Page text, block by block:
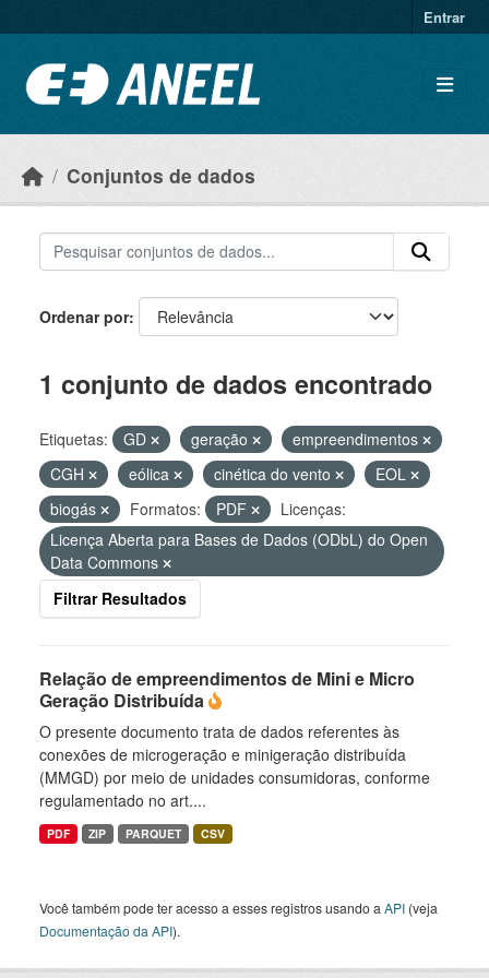
Entrar
Conjuntos de dados
Ordenar por
1 conjunto de dados encontrado
Etiquetas: GD geração
empreendimentos
CGH
eólica cinética do vento
EOL
biogás
Formatos: PDF
Licenças:
Licença Aberta para Bases de Dados (ODbL) do Open
Data Commons
Filtrar Resultados
Relação de empreendimentos de Mini e Micro
Geração Distribuída
O presente documento trata de dados referentes às
conexões de microgeração e minigeração distribuída
(MMGD) por meio de unidades consumidoras, conforme
regulamentado no art....
PDF ZIP PARQUET CSV
Você também pode ter acesso a esses registros usando a API (veja
Documentação da API).